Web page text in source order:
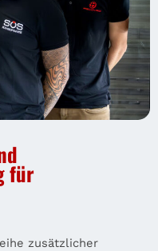
für
zusätzlicher